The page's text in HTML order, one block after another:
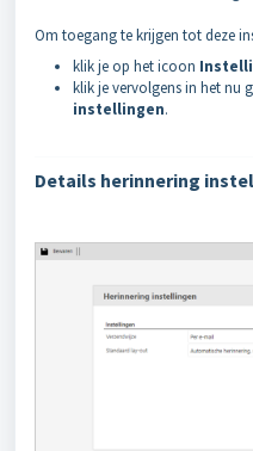
Om toegang te krijgen tot deze
klik je op het icoon
klik je vervolgens in het nu
instellingen.
Details herinnering